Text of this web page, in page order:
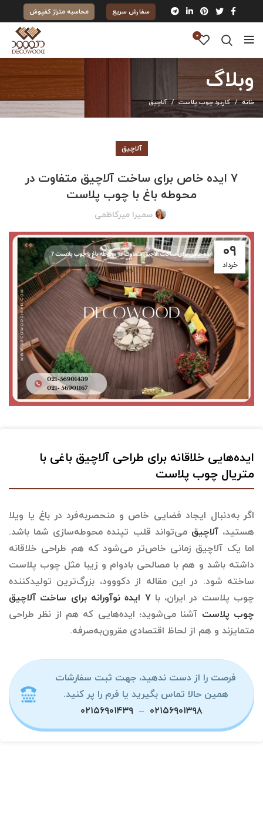
سفارش سریع محاسبه متراژ کفپوش
0
وبلاگ
خانه کاربرد چوب پلاست آلاچیق
آلاچیق
۷ ایده خاص برای ساخت آلاچیق متفاوت در
محوطه باغ با چوب پلاست
سمیرا میرکاظمی
۰۹
خرداد
ایده‌هایی خلاقانه برای طراحی آلاچیق باغی با
متریال چوب پلاست
اگر به‌دنبال ایجاد فضایی خاص و منحصربه‌فرد در باغ یا ویلا
هستید،آلاچیق می‌تواند قلب تپنده‌ محوطه‌سازی شما باشد.
اما یک آلاچیق زمانی خاص‌تر می‌شود که هم طراحی خلاقانه
داشته باشد و هم با مصالحی بادوام و زیبا مثل چوب پلاست
ساخته شود. در این مقاله از دکووود، بزرگ‌ترین تولیدکننده
چوب پلاست در ایران، با
۷ ایده نوآورانه برای ساخت آلاچیق
چوب پلاست آشنا می‌شوید؛ ایده‌هایی که هم از نظر طراحی
متمایزند و هم از لحاظ اقتصادی مقرون‌به‌صرفه.
فرصت را از دست ندهید، جهت ثبت سفارشات
همین حالا تماس بگیرید یا فرم را پر کنید.
۰۲۱۵۶۹۰۱۳۹۸ –۰۲۱۵۶۹۰۱۴۳۹